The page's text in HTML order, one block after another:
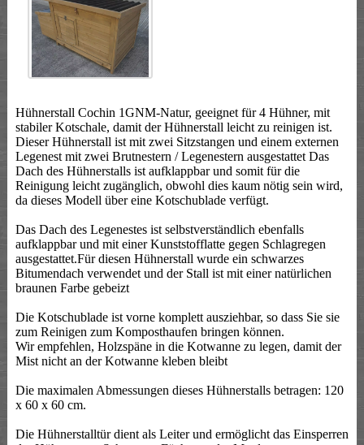
Hühnerstall Cochin 1GNM-Natur, geeignet für 4 Hühner, mit
stabiler Kotschale, damit der Hühnerstall leicht zu reinigen ist.
Dieser Hühnerstall ist mit zwei Sitzstangen und einem externen
Legenest mit zwei Brutnestern / Legenestern ausgestattet Das
Dach des Hühnerstalls ist aufklappbar und somit für die
Reinigung leicht zugänglich, obwohl dies kaum nötig sein wird,
da dieses Modell über eine Kotschublade verfügt.
Das Dach des Legenestes ist selbstverständlich ebenfalls
aufklappbar und mit einer Kunststofflatte gegen Schlagregen
ausgestattet.Für diesen Hühnerstall wurde ein schwarzes
Bitumendach verwendet und der Stall ist mit einer natürlichen
braunen Farbe gebeizt
Die Kotschublade ist vorne komplett ausziehbar, so dass Sie sie
zum Reinigen zum Komposthaufen bringen können.
Wir empfehlen, Holzspäne in die Kotwanne zu legen, damit der
Mist nicht an der Kotwanne kleben bleibt
Die maximalen Abmessungen dieses Hühnerstalls betragen: 120
x 60 x 60 cm.
Die Hühnerstalltür dient als Leiter und ermöglicht das Einsperren